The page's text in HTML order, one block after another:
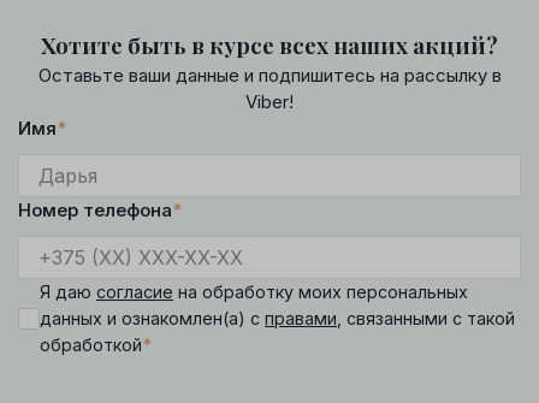
Хотите быть в курсе всех наших акций?
Оставьте ваши данные и подпишитесь на рассылку в
Viber!
Имя*
Номер телефона*
Я даю согласие на обработку моих персональных
данных и ознакомлен(а) с правами , связанными с такой
обработкой*